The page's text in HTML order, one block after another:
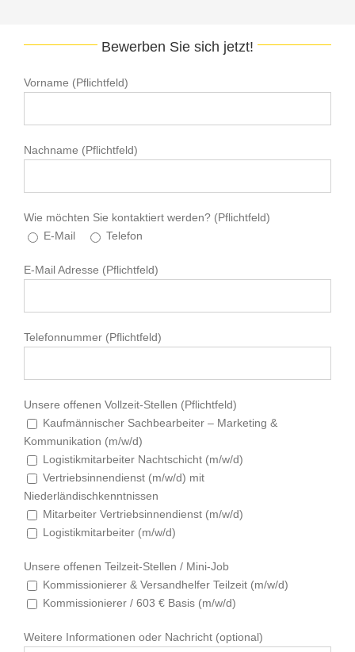
Bewerben Sie sich jetzt!
Vorname (Pflichtfeld)
Nachname (Pflichtfeld)
Wie möchten Sie kontaktiert werden? (Pflichtfeld)
E-Mail
Telefon
E-Mail Adresse (Pflichtfeld)
Telefonnummer(Pflichtfeld)
Unsere offenen Vollzeit-Stellen (Pflichtfeld)
Kaufmännischer Sachbearbeiter – Marketing &
Kommunikation (m/w/d)
Logistikmitarbeiter Nachtschicht (m/w/d)
Vertriebsinnendienst (m/w/d) mit
Niederländischkenntnissen
Mitarbeiter Vertriebsinnendienst (m/w/d)
Logistikmitarbeiter (m/w/d)
Unsere offenen Teilzeit-Stellen / Mini-Job
Kommissionierer & Versandhelfer Teilzeit (m/w/d)
Kommissionierer / 603 € Basis (m/w/d)
Weitere Informationen oder Nachricht(optional)